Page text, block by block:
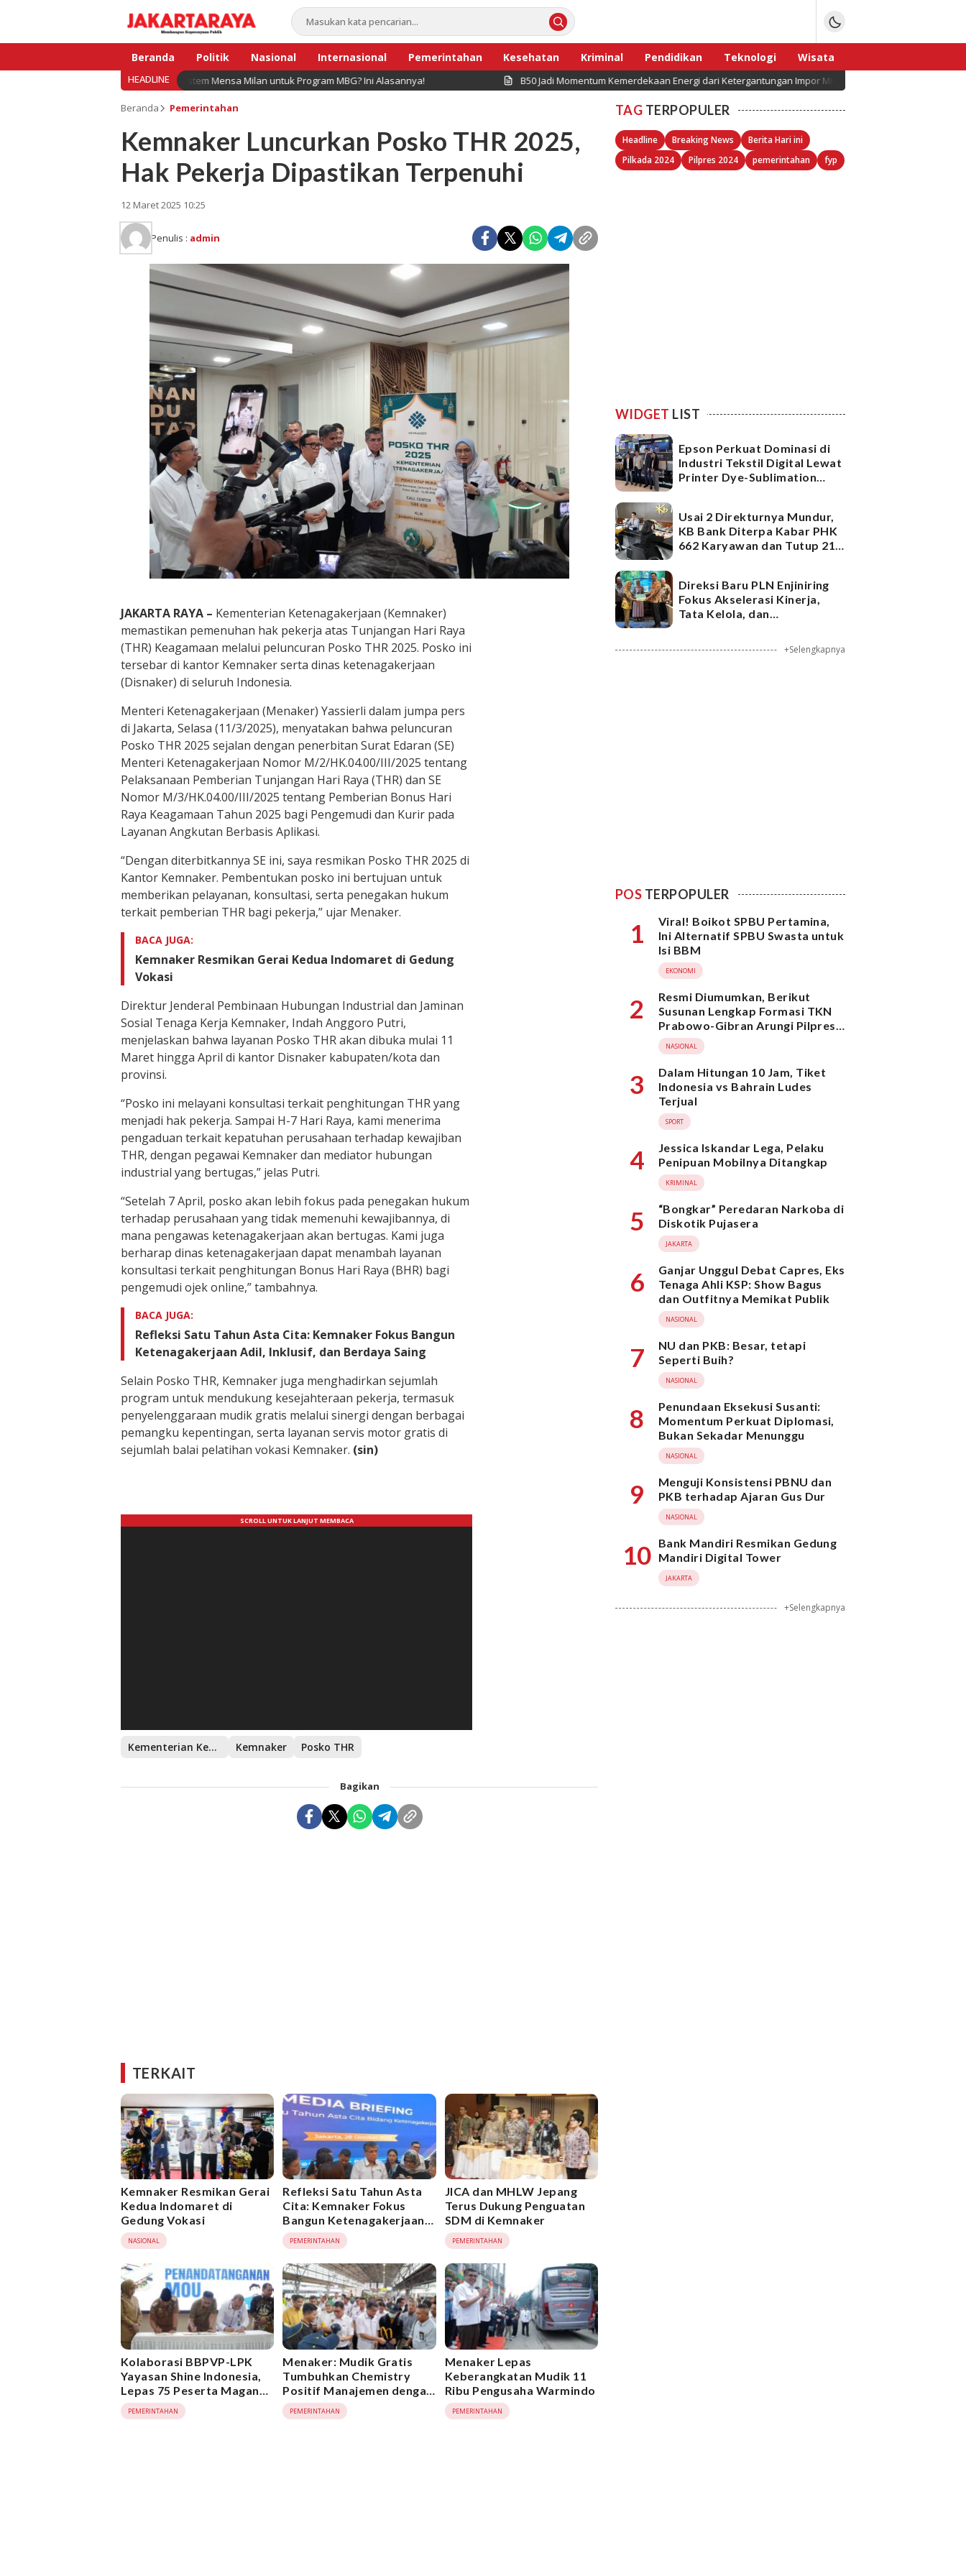
Beranda Politik Nasional Internasional Pemerintahan Kesehatan Kriminal Pendidikan Teknologi
Wisata
Bisnis
Sport
HEADLINE
Perlu Mencontoh Sistem Mensa Milan untuk Program MBG? Ini Alasannya! B50 Jadi Momentum Kemerdekaan Energi dari Ketergantungan Impor Minyak
Beranda Pemerintahan
Kemnaker Luncurkan Posko THR 2025,
Hak Pekerja Dipastikan Terpenuhi
12 Maret 2025 10:25
Penulis : admin
JAKARTA RAYA – Kementerian Ketenagakerjaan (Kemnaker)
memastikan pemenuhan hak pekerja atas Tunjangan Hari Raya
(THR) Keagamaan melalui peluncuran Posko THR 2025. Posko ini
tersebar di kantor Kemnaker serta dinas ketenagakerjaan
(Disnaker) di seluruh Indonesia.
Menteri Ketenagakerjaan (Menaker) Yassierli dalam jumpa pers
di Jakarta, Selasa (11/3/2025), menyatakan bahwa peluncuran
Posko THR 2025 sejalan dengan penerbitan Surat Edaran (SE)
Menteri Ketenagakerjaan Nomor M/2/HK.04.00/III/2025 tentang
Pelaksanaan Pemberian Tunjangan Hari Raya (THR) dan SE
Nomor M/3/HK.04.00/III/2025 tentang Pemberian Bonus Hari
Raya Keagamaan Tahun 2025 bagi Pengemudi dan Kurir pada
Layanan Angkutan Berbasis Aplikasi.
“Dengan diterbitkannya SE ini, saya resmikan Posko THR 2025 di
Kantor Kemnaker. Pembentukan posko ini bertujuan untuk
memberikan pelayanan, konsultasi, serta penegakan hukum
terkait pemberian THR bagi pekerja,” ujar Menaker.
BACA JUGA:
Kemnaker Resmikan Gerai Kedua Indomaret di Gedung
Vokasi
Direktur Jenderal Pembinaan Hubungan Industrial dan Jaminan
Sosial Tenaga Kerja Kemnaker, Indah Anggoro Putri,
menjelaskan bahwa layanan Posko THR akan dibuka mulai 11
Maret hingga April di kantor Disnaker kabupaten/kota dan
provinsi.
“Posko ini melayani konsultasi terkait penghitungan THR yang
menjadi hak pekerja. Sampai H-7 Hari Raya, kami menerima
pengaduan terkait kepatuhan perusahaan terhadap kewajiban
THR, dengan pegawai Kemnaker dan mediator hubungan
industrial yang bertugas,” jelas Putri.
“Setelah 7 April, posko akan lebih fokus pada penegakan hukum
terhadap perusahaan yang tidak memenuhi kewajibannya, di
mana pengawas ketenagakerjaan akan bertugas. Kami juga
berharap dinas ketenagakerjaan dapat menambah layanan
konsultasi terkait penghitungan Bonus Hari Raya (BHR) bagi
pengemudi ojek online,” tambahnya.
BACA JUGA:
Refleksi Satu Tahun Asta Cita: Kemnaker Fokus Bangun
Ketenagakerjaan Adil, Inklusif, dan Berdaya Saing
Selain Posko THR, Kemnaker juga menghadirkan sejumlah
program untuk mendukung kesejahteraan pekerja, termasuk
penyelenggaraan mudik gratis melalui sinergi dengan berbagai
pemangku kepentingan, serta layanan servis motor gratis di
sejumlah balai pelatihan vokasi Kemnaker. (sin)
Kementerian Ketenagakerjaan Kemnaker Posko THR
Bagikan
TERKAIT
Kemnaker Resmikan Gerai
Kedua Indomaret di
Gedung Vokasi
NASIONAL
Refleksi Satu Tahun Asta
Cita: Kemnaker Fokus
Bangun Ketenagakerjaan
Adil, Inklusif, dan Berdaya
Saing
PEMERINTAHAN
JICA dan MHLW Jepang
Terus Dukung Penguatan
SDM di Kemnaker
PEMERINTAHAN
Kolaborasi BBPVP-LPK
Yayasan Shine Indonesia,
Lepas 75 Peserta Magang
ke Jepang
PEMERINTAHAN
Menaker: Mudik Gratis
Tumbuhkan Chemistry
Positif Manajemen dengan
Pekerja
PEMERINTAHAN
Menaker Lepas
Keberangkatan Mudik 11
Ribu Pengusaha Warmindo
PEMERINTAHAN
TAG TERPOPULER
Headline Breaking News
Berita Hari ini
Pilkada 2024
Pilpres 2024 pemerintahan fyp
WIDGET LIST
Epson Perkuat Dominasi di
Industri Tekstil Digital Lewat
Printer Dye-Sublimation
Usai 2 Direkturnya Mundur,
KB Bank Diterpa Kabar PHK
662 Karyawan dan Tutup 21
Direksi Baru PLN Enjiniring
Fokus Akselerasi Kinerja,
Tata Kelola, dan
+Selengkapnya
POS TERPOPULER
1
Viral! Boikot SPBU Pertamina,
Ini Alternatif SPBU Swasta untuk
Isi BBM
EKONOMI
2
Resmi Diumumkan, Berikut
Susunan Lengkap Formasi TKN
Prabowo-Gibran Arungi Pilpres
2024, Ada Ridwan Kamil hingga
Suami Yenny Wahid
NASIONAL
3
Dalam Hitungan 10 Jam, Tiket
Indonesia vs Bahrain Ludes
Terjual
SPORT
4
Jessica Iskandar Lega, Pelaku
Penipuan Mobilnya Ditangkap
KRIMINAL
5
“Bongkar” Peredaran Narkoba di
Diskotik Pujasera
JAKARTA
6
Ganjar Unggul Debat Capres, Eks
Tenaga Ahli KSP: Show Bagus
dan Outfitnya Memikat Publik
NASIONAL
7
NU dan PKB: Besar, tetapi
Seperti Buih?
NASIONAL
8
Penundaan Eksekusi Susanti:
Momentum Perkuat Diplomasi,
Bukan Sekadar Menunggu
NASIONAL
9
Menguji Konsistensi PBNU dan
PKB terhadap Ajaran Gus Dur
NASIONAL
10 Bank Mandiri Resmikan Gedung
Mandiri Digital Tower
JAKARTA
+Selengkapnya